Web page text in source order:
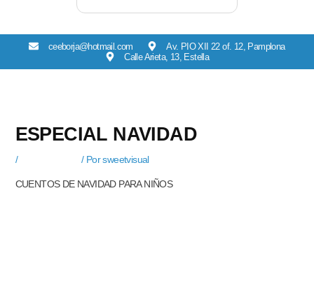
ceeborja@hotmail.com
Av. PIO XII 22 of. 12, Pamplona
Calle Arieta, 13, Estella
ESPECIAL NAVIDAD
/ / Porsweetvisual
CUENTOS DE NAVIDAD PARA NIÑOS